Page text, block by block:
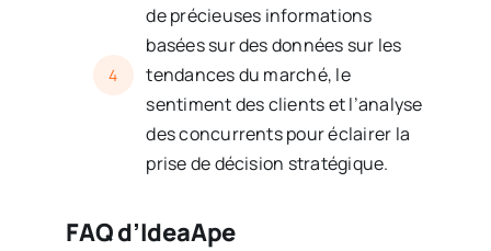
4
de précieuses informations
basées sur des données sur les
tendances du marché, le
sentiment des clients et l’analyse
des concurrents pour éclairer la
prise de décision stratégique.
FAQ d’IdeaApe